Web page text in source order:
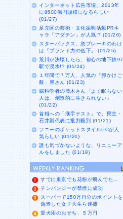
インターネット広告市場、2013年
に8500億円規模になるらしい
(01/27)
足立区の芸術・文化振興活動PRキ
ャラ「アダチン」が人気!? (01/26)
スターバックス、急ブレーキのわけ
は「ブランド力の低下」 (01/25)
荒川が決壊したら、都心の地下鉄97
駅で浸水!? (01/24)
１年間で７万人、人気の「卵かけご
飯」屋さん (01/23)
脳科学者の茂木さん「よく眠らない
人は、創造的に生きられない」
(01/22)
首相への「漢字テスト」で、民主・
石井副代表に批判殺到 (01/21)
ソニーのポケットスタイルPCが人
気らしい (01/20)
誰も気づかないような、リニューア
ルをしました (01/19)
すでに東京でも花粉が飛んでた…
チンパンジーが禁煙に成功
スーパーで150万円分のポイントを
偽造した女子大生ら逮捕
愛犬用のおせち、５万円